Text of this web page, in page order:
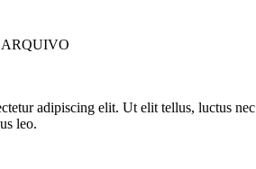
adipiscing elit. Ut elit tellus, luctus nec
leo.